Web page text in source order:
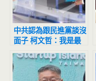
中共認為跟民進黨談沒
面子 柯文哲：我是最
大忍受數